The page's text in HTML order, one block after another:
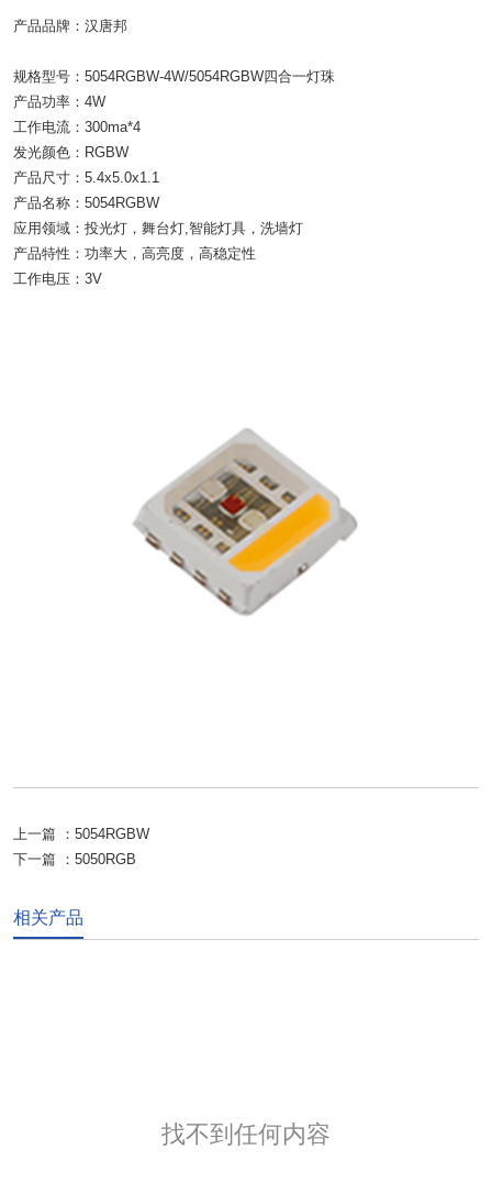
产品品牌：汉唐邦
规格型号：5054RGBW-4W/5054RGBW四合一灯珠
产品功率：4W
工作电流：300ma*4
发光颜色：RGBW
产品尺寸：5.4x5.0x1.1
产品名称：5054RGBW
应用领域：投光灯，舞台灯,智能灯具，洗墙灯
产品特性：功率大，高亮度，高稳定性
工作电压：3V
上一篇 ： 5054RGBW
下一篇 ： 5050RGB
相关产品
找不到任何内容